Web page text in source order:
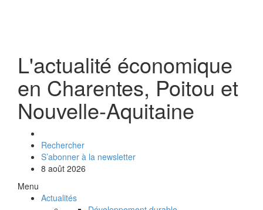
L'actualité économique
en Charentes, Poitou et
Nouvelle-Aquitaine
Rechercher
S’abonner à la newsletter
8 août 2026
Menu
Actualités